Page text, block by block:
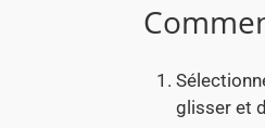
glisser et